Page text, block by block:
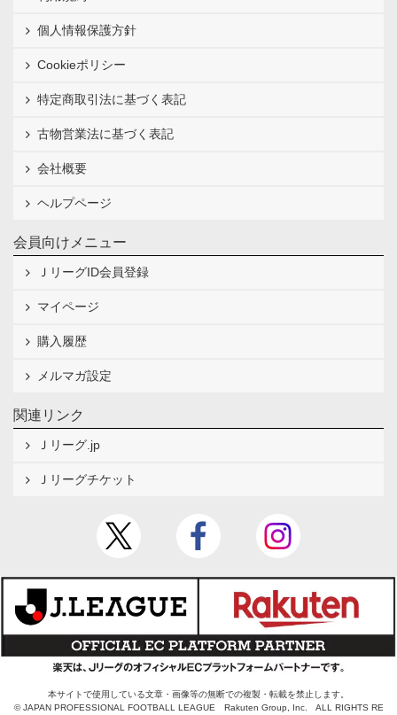
個人情報保護方針
Cookieポリシー
特定商取引法に基づく表記
古物営業法に基づく表記
会社概要
ヘルプページ
会員向けメニュー
ＪリーグID会員登録
マイページ
購入履歴
メルマガ設定
関連リンク
Ｊリーグ.jp
Ｊリーグチケット
本サイトで使用している文章・画像等の無断での複製・転載を禁止します。
© JAPAN PROFESSIONAL FOOTBALL LEAGUE Rakuten Group, Inc. ALL RIGHTS RE